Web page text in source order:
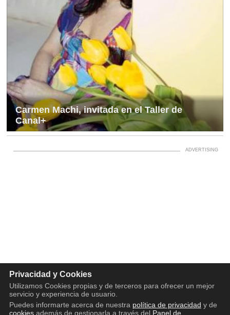
Carmen Machi, invitada en el Taller de
Canal+
Privacidad y Cookies
Utilizamos Cookies propias y de terceros para ofrecer un mejor
servicio y experiencia de usuario.
Puedes informarte acerca de nuestra política de privacidad y de
cookiesademás de gestionarla a través del Panel de